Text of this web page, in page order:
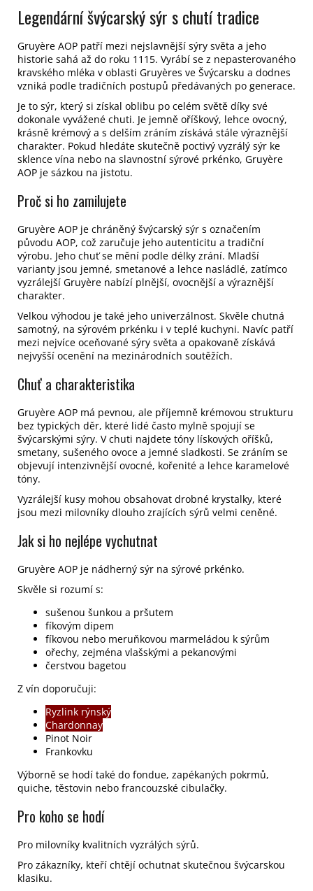
Legendární švýcarský sýr s chutí tradice
Gruyère AOP patří mezi nejslavnější sýry světa a jeho
historie sahá až do roku 1115. Vyrábí se z nepasterovaného
kravského mléka v oblasti Gruyères ve Švýcarsku a dodnes
vzniká podle tradičních postupů předávaných po generace.
Je to sýr, který si získal oblibu po celém světě díky své
dokonale vyvážené chuti. Je jemně oříškový, lehce ovocný,
krásně krémový a s delším zráním získává stále výraznější
charakter. Pokud hledáte skutečně poctivý vyzrálý sýr ke
sklence vína nebo na slavnostní sýrové prkénko, Gruyère
AOP je sázkou na jistotu.
Proč si ho zamilujete
Gruyère AOP je chráněný švýcarský sýr s označením
původu AOP, což zaručuje jeho autenticitu a tradiční
výrobu. Jeho chuť se mění podle délky zrání. Mladší
varianty jsou jemné, smetanové a lehce nasládlé, zatímco
vyzrálejší Gruyère nabízí plnější, ovocnější a výraznější
charakter.
Velkou výhodou je také jeho univerzálnost. Skvěle chutná
samotný, na sýrovém prkénku i v teplé kuchyni. Navíc patří
mezi nejvíce oceňované sýry světa a opakovaně získává
nejvyšší ocenění na mezinárodních soutěžích.
Chuť a charakteristika
Gruyère AOP má pevnou, ale příjemně krémovou strukturu
bez typických děr, které lidé často mylně spojují se
švýcarskými sýry. V chuti najdete tóny lískových oříšků,
smetany, sušeného ovoce a jemné sladkosti. Se zráním se
objevují intenzivnější ovocné, kořenité a lehce karamelové
tóny.
Vyzrálejší kusy mohou obsahovat drobné krystalky, které
jsou mezi milovníky dlouho zrajících sýrů velmi ceněné.
Jak si ho nejlépe vychutnat
Gruyère AOP je nádherný sýr na sýrové prkénko.
Skvěle si rozumí s:
sušenou šunkou a pršutem
fíkovým dipem
fíkovou nebo meruňkovou marmeládou k sýrům
ořechy, zejména vlašskými a pekanovými
čerstvou bagetou
Z vín doporučuji:
Ryzlink rýnský
Chardonnay
Pinot Noir
Frankovku
Výborně se hodí také do fondue, zapékaných pokrmů,
quiche, těstovin nebo francouzské cibulačky.
Pro koho se hodí
Pro milovníky kvalitních vyzrálých sýrů.
Pro zákazníky, kteří chtějí ochutnat skutečnou švýcarskou
klasiku.